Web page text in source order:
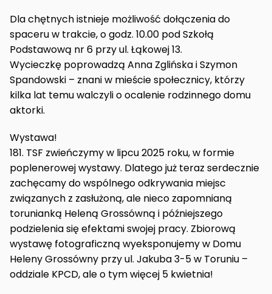
Dla chętnych istnieje możliwość dołączenia do
spaceru w trakcie, o godz. 10.00 pod Szkołą
Podstawową nr 6 przy ul. Łąkowej 13.
Wycieczkę poprowadzą Anna Zglińska i Szymon
Spandowski – znani w mieście społecznicy, którzy
kilka lat temu walczyli o ocalenie rodzinnego domu
aktorki.
Wystawa!
181. TSF zwieńczymy w lipcu 2025 roku, w formie
poplenerowej wystawy. Dlatego już teraz serdecznie
zachęcamy do wspólnego odkrywania miejsc
związanych z zasłużoną, ale nieco zapomnianą
torunianką Heleną Grossówną i późniejszego
podzielenia się efektami swojej pracy. Zbiorową
wystawę fotograficzną wyeksponujemy w Domu
Heleny Grossówny przy ul. Jakuba 3-5 w Toruniu –
oddziale KPCD, ale o tym więcej 5 kwietnia!